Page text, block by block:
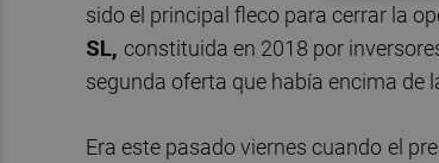
sido el principal fleco para cerrar la
SL, constituida en 2018 por
segunda oferta que había encima de
Era este pasado viernes cuando el